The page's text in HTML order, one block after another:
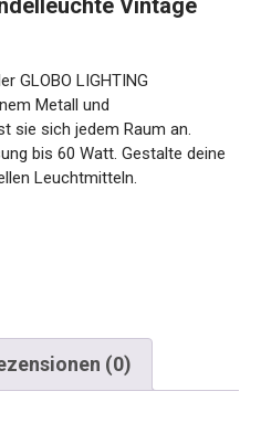
GLOBO LIGHTING
Metall und
sie sich jedem Raum an.
bis 60 Watt. Gestalte deine
Leuchtmitteln.
(0)